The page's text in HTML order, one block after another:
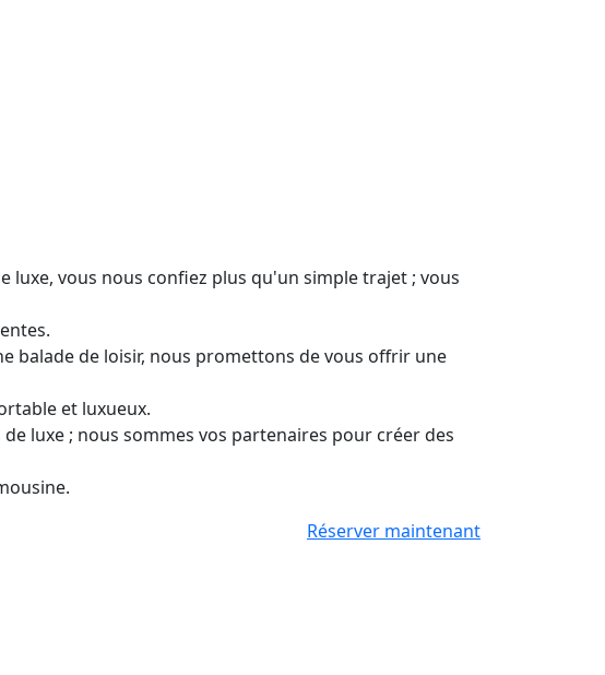
luxe, vous nous confiez plus qu'un simple trajet ; vous
balade de loisir, nous promettons de vous offrir une
et luxueux.
luxe ; nous sommes vos partenaires pour créer des
Réserver maintenant